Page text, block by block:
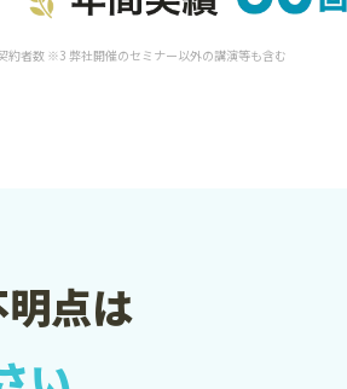
者数 ※3 弊社開催のセミナー以外の講演等も含む
点は